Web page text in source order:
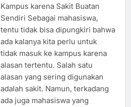
Kampus karena Sakit Buatan
Sendiri Sebagai mahasiswa,
tentu tidak bisa dipungkiri bahwa
ada kalanya kita perlu untuk
tidak masuk ke kampus karena
alasan tertentu. Salah satu
alasan yang sering digunakan
adalah sakit. Namun, terkadang
ada juga mahasiswa yang